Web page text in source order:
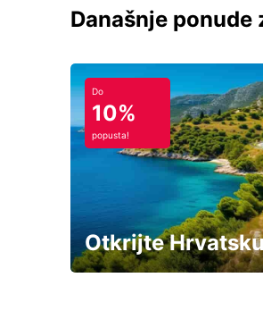
Današnje
Do
10%
popusta!
Otkrijte